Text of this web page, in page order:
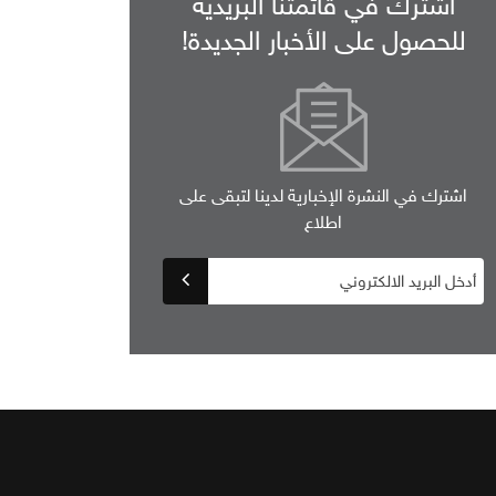
للحصول على الأخبار الجديدة!
اشترك في النشرة الإخبارية لدينا لتبقى على
اطلاع